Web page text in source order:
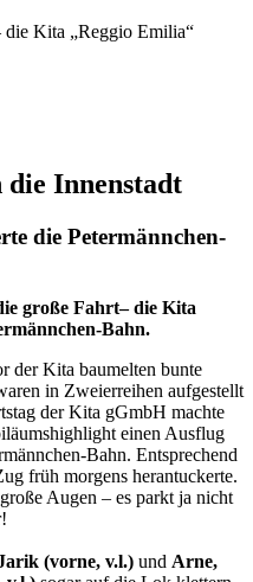
die Innenstadt
die Petermännchen-
große Fahrt– die Kita
Bahn.
der Kita baumelten bunte
in Zweierreihen aufgestellt
der Kita gGmbH machte
einen Ausflug
Bahn. Entsprechend
früh morgens herantuckerte.
Augen – es parkt ja nicht
(vorne, v.l.) und Arne,